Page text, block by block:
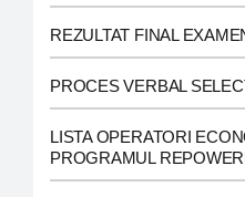
REZULTAT FINAL
PROCES VERBAL
LISTA OPERATORI
PROGRAMUL